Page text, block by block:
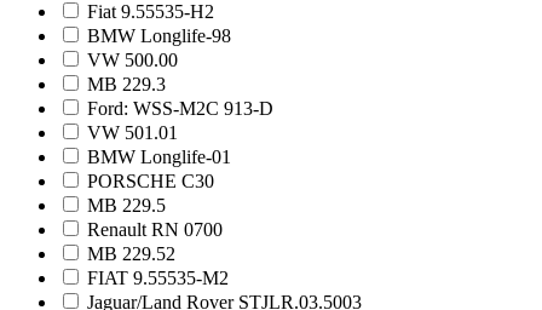
Fiat 9.55535-H2
BMW Longlife-98
VW 500.00
MB 229.3
Ford: WSS-M2C 913-D
VW 501.01
BMW Longlife-01
PORSCHE C30
MB 229.5
Renault RN 0700
MB 229.52
FIAT 9.55535-M2
Jaguar/Land Rover STJLR.03.5003